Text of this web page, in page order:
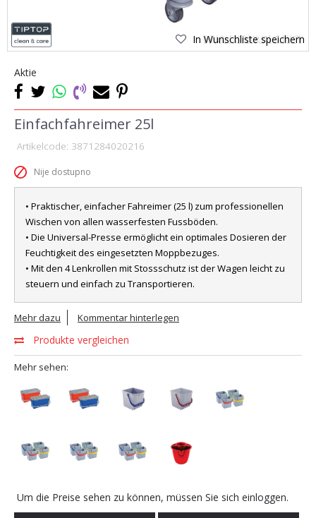
In Wunschliste speichern
Aktie
Einfachfahreimer 25l
Artikelcode: 3871284020216
Nije dostupno
• Praktischer, einfacher Fahreimer (25 l) zum professionellen
Wischen von allen wasserfesten Fussböden.
• Die Universal-Presse ermöglicht ein optimales Dosieren der
Feuchtigkeit des eingesetzten Moppbezuges.
• Mit den 4 Lenkrollen mit Stossschutz ist der Wagen leicht zu
steuern und einfach zu Transportieren.
Mehr dazu Kommentar hinterlegen
Produkte vergleichen
Mehr sehen:
Um die Preise sehen zu können, müssen Sie sich einloggen.